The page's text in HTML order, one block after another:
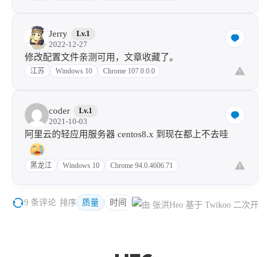
Jerry Lv.1
2022-12-27
修改配置文件亲测可用，文章收藏了。
江苏 Windows 10 Chrome 107.0.0.0
coder Lv.1
2021-10-03
阿里云的轻应用服务器 centos8.x 到现在都上不去哇
黑龙江 Windows 10 Chrome 94.0.4606.71
9 条评论 排序 质量 时间